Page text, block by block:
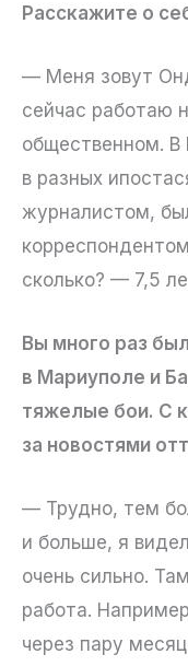
Расскажите о
— Меня зовут
сейчас работаю
общественном. В
в разных
журналистом,
сколько? — 7,5
Вы много раз
в Мариуполе и
тяжелые бои. С
за новостями
— Трудно, тем
и больше, я
очень сильно.
работа.
через пару